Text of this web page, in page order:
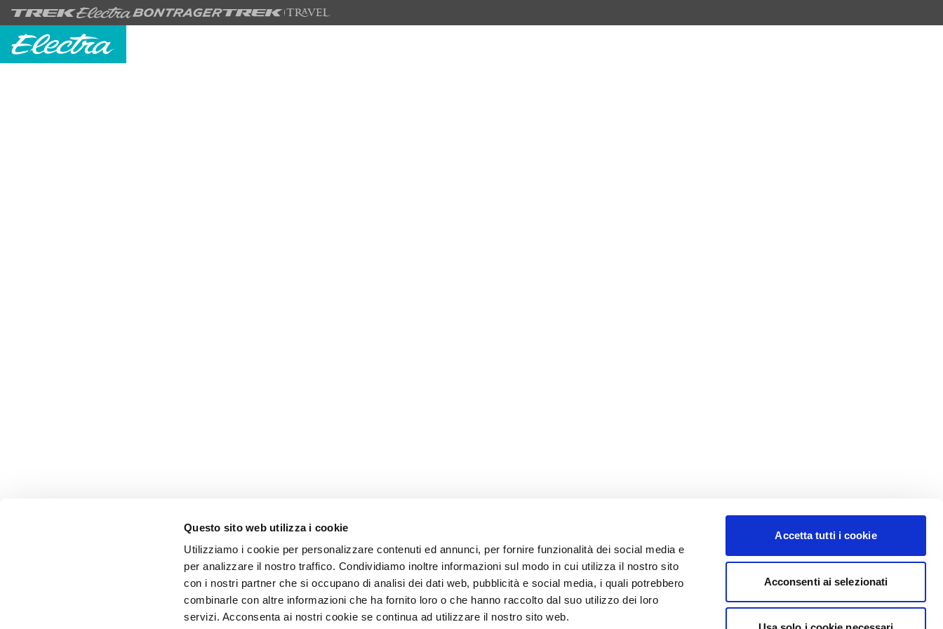
Questo sito web utilizza i cookie
Utilizziamo i cookie per personalizzare contenuti ed annunci, per fornire funzionalità dei social media e
per analizzare il nostro traffico. Condividiamo inoltre informazioni sul modo in cui utilizza il nostro sito
con i nostri partner che si occupano di analisi dei dati web, pubblicità e social media, i quali potrebbero
combinarle con altre informazioni che ha fornito loro o che hanno raccolto dal suo utilizzo dei loro
servizi. Acconsenta ai nostri cookie se continua ad utilizzare il nostro sito web.
Accetta tutti i cookie
Acconsenti ai selezionati